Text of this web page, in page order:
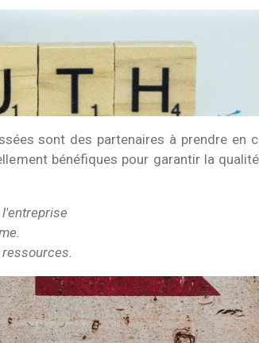
sont des partenaires à prendre en
bénéfiques pour garantir la